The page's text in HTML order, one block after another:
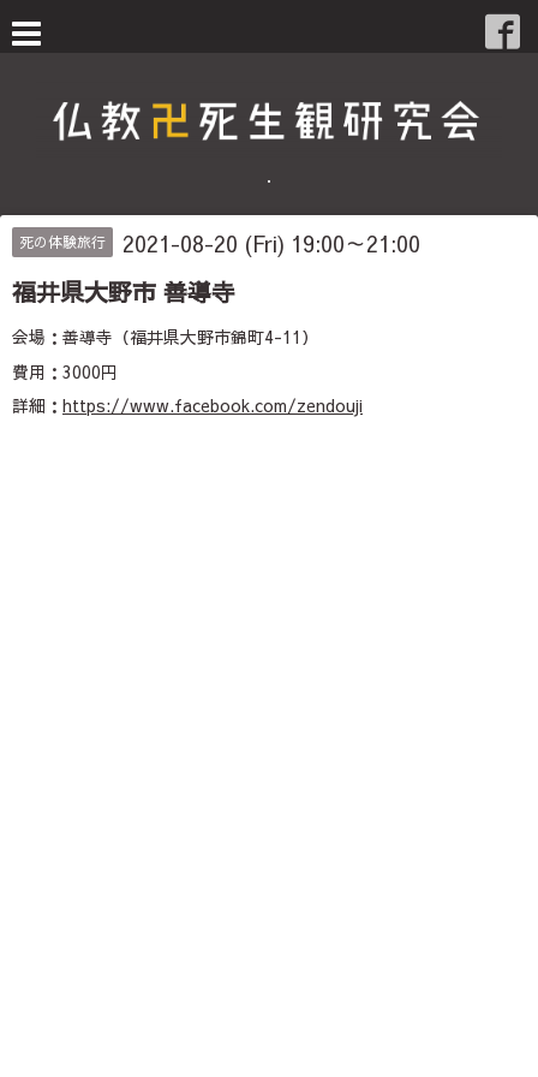
・
死の体験旅行 2021-08-20 (Fri) 19:00～21:00
福井県大野市 善導寺
会場：善導寺（福井県大野市錦町4-11）
費用：3000円
詳細： https://www.facebook.com/zendouji